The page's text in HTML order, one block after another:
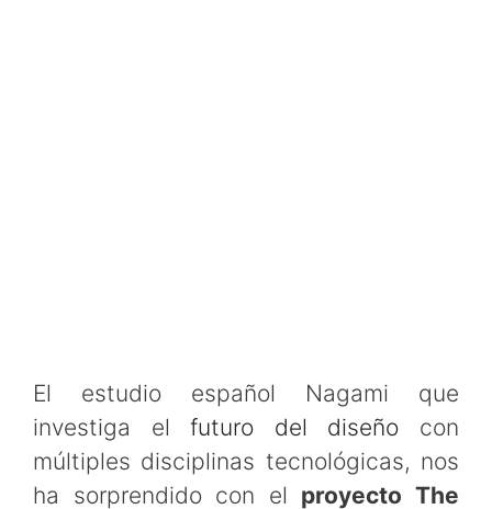
El estudio español Nagami que
investiga elfuturo del diseño con
múltiples disciplinas tecnológicas, nos
ha sorprendido con el proyecto The